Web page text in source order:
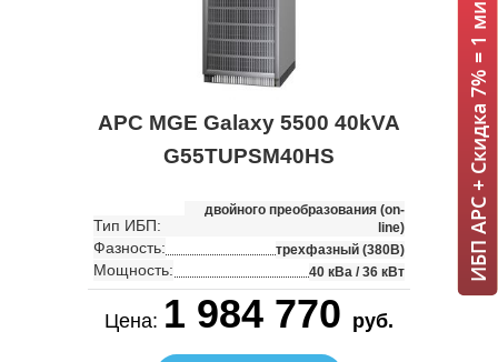
APC MGE Galaxy 5500 40kVA
G55TUPSM40HS
Тип ИБП:
двойного преобразования (on-
line)
Фазность: трехфазный (380В)
Мощность: 40 кВа / 36 кВт
Цена: 1 984 770 руб.
ИБП APC + Скидка 7% = 1 мин!